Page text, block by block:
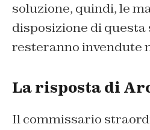
soluzione, quindi, le
disposizione di questa
resteranno invendute
La risposta di
Il commissario